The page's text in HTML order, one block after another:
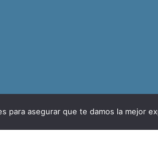
para asegurar que te damos la mejor